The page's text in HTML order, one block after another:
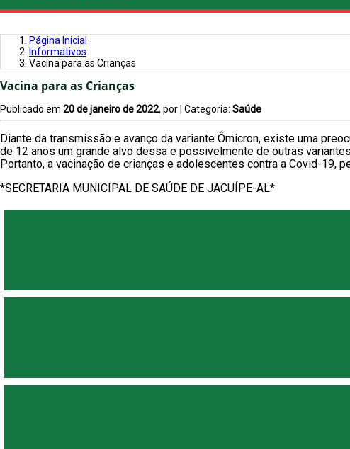
Página Inicial
Informativos
Vacina para as Crianças
Vacina para as Crianças
Publicado em 20 de janeiro de 2022, por | Categoria: Saúde
Diante da transmissão e avanço da variante Ômicron, existe uma
de 12 anos um grande alvo dessa e possivelmente de outras
Portanto, a vacinação de crianças e adolescentes contra a Covid-19,
*SECRETARIA MUNICIPAL DE SAÚDE DE JACUÍPE-AL*